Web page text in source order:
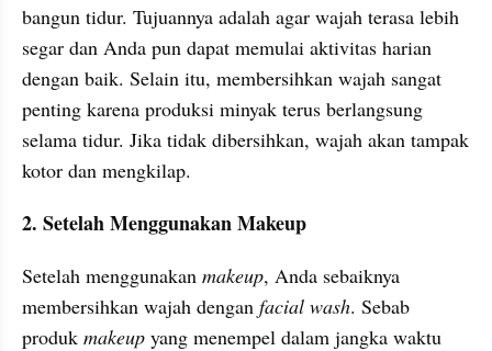
bangun tidur. Tujuannya adalah agar wajah terasa lebih
segar dan Anda pun dapat memulai aktivitas harian
dengan baik. Selain itu, membersihkan wajah sangat
penting karena produksi minyak terus berlangsung
selama tidur. Jika tidak dibersihkan, wajah akan tampak
kotor dan mengkilap.
2. Setelah Menggunakan Makeup
Setelah menggunakan makeup, Anda sebaiknya
membersihkan wajah dengan facial wash. Sebab
produk makeup yang menempel dalam jangka waktu